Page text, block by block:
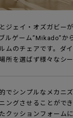
ジェイ・オズガビー
ルゲーム”Mikado”か
ムのチェアです。ダ
所を選ばず様々なシー
でシンプルなメカニ
ングさせることがで
クッションフォーム